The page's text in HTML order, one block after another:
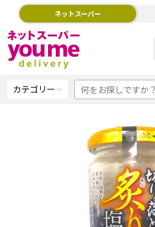
ネットスーパー
カテゴリー